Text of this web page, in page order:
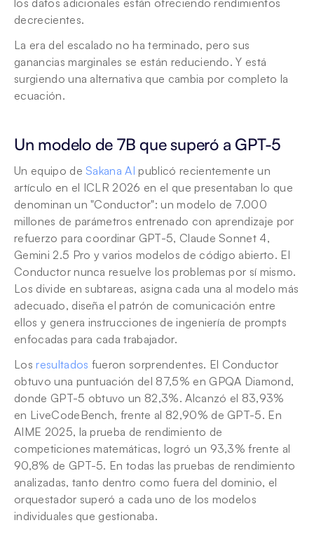
los datos adicionales están ofreciendo rendimientos
decrecientes.
La era del escalado no ha terminado, pero sus
ganancias marginales se están reduciendo. Y está
surgiendo una alternativa que cambia por completo la
ecuación.
Un modelo de 7B que superó a GPT-5
Un equipo de Sakana AI publicó recientemente un
artículo en el ICLR 2026 en el que presentaban lo que
denominan un "Conductor": un modelo de 7.000
millones de parámetros entrenado con aprendizaje por
refuerzo para coordinar GPT-5, Claude Sonnet 4,
Gemini 2.5 Pro y varios modelos de código abierto. El
Conductor nunca resuelve los problemas por sí mismo.
Los divide en subtareas, asigna cada una al modelo más
adecuado, diseña el patrón de comunicación entre
ellos y genera instrucciones de ingeniería de prompts
enfocadas para cada trabajador.
Los resultados fueron sorprendentes. El Conductor
obtuvo una puntuación del 87,5% en GPQA Diamond,
donde GPT-5 obtuvo un 82,3%. Alcanzó el 83,93%
en LiveCodeBench, frente al 82,90% de GPT-5. En
AIME 2025, la prueba de rendimiento de
competiciones matemáticas, logró un 93,3% frente al
90,8% de GPT-5. En todas las pruebas de rendimiento
analizadas, tanto dentro como fuera del dominio, el
orquestador superó a cada uno de los modelos
individuales que gestionaba.